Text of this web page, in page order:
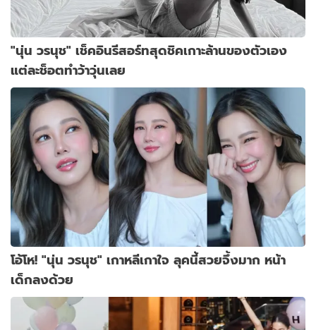
"นุ่น วรนุช" เช็คอินรีสอร์ทสุดชิคเกาะล้านของตัวเอง
แต่ละช็อตทำว้าวุ่นเลย
โอ้โห! "นุ่น วรนุช" เกาหลีเกาใจ ลุคนี้สวยจึ้งมาก หน้า
เด็กลงด้วย